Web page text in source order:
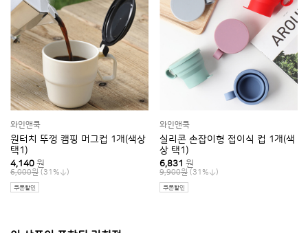
와인앤쿡
원터치 뚜껑 캠핑 머그컵 1개(색상
택1)
4,140 원
6,000원 (31% )
쿠폰할인
와인앤쿡
실리콘 손잡이형 접이식 컵 1개(색
상 택1)
6,831 원
9,900원 (31% )
쿠폰할인